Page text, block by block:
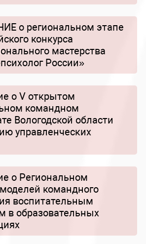
о региональном этапе
конкурса
мастерства
России»
о V открытом
командном
Вологодской области
управленческих
о Региональном
командного
воспитательным
в образовательных